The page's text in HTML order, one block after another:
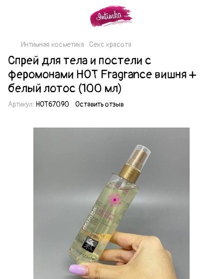
Интимная косметика Секс красота
Спрей для тела и постели с
феромонами HOT Fragrance вишня +
белый лотос (100 мл)
Артикул: HOT67090 Оставить отзыв